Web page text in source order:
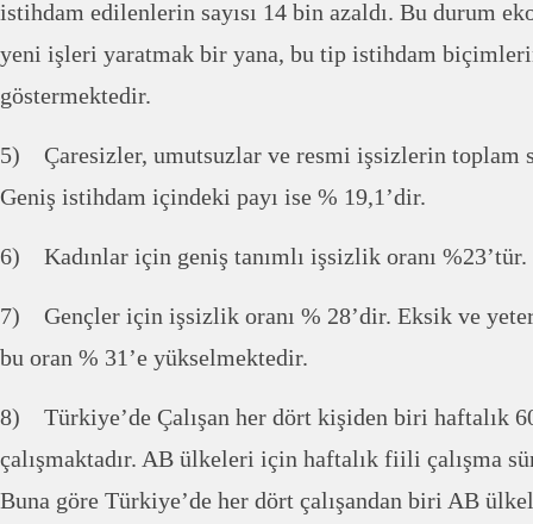
istihdam edilenlerin sayısı 14 bin azaldı. Bu durum
yeni işleri yaratmak bir yana, bu tip istihdam
göstermektedir.
5) Çaresizler, umutsuzlar ve resmi işsizlerin toplam
Geniş istihdam içindeki payı ise % 19,1’dir.
6) Kadınlar için geniş tanımlı işsizlik oranı %23’tür.
7) Gençler için işsizlik oranı % 28’dir. Eksik ve
bu oran % 31’e yükselmektedir.
8) Türkiye’de Çalışan her dört kişiden biri haftalık
çalışmaktadır. AB ülkeleri için haftalık fiili çalışma
Buna göre Türkiye’de her dört çalışandan biri AB